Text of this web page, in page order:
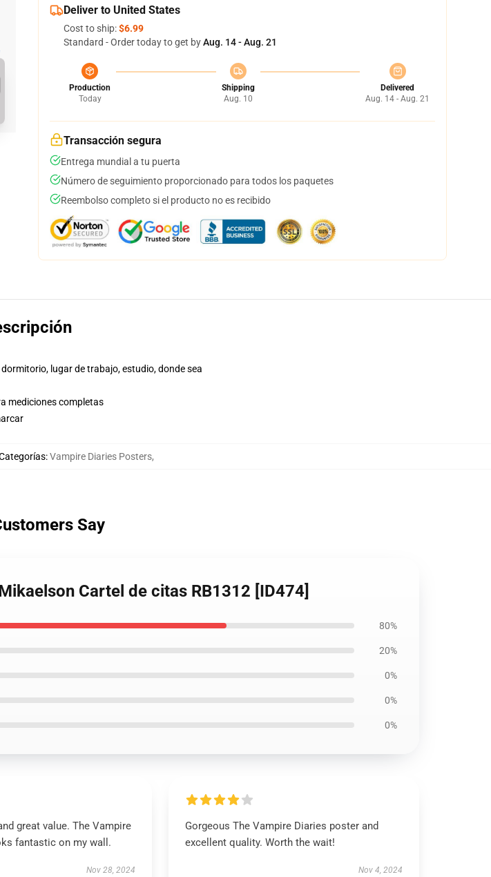
Deliver to United States
Cost to ship:$6.99
Standard - Order today to get byAug. 14 - Aug. 21
Production
Today
Shipping
Aug. 10
Delivered
Aug. 14 - Aug. 21
Transacción segura
Entrega mundial a tu puerta
Número de seguimiento proporcionado para todos los paquetes
Reembolso completo si el producto no es recibido
lugar de trabajo, estudio, donde sea
mediciones completas
:Vampire Diaries Posters,
Say
Cartel de citas RB1312 [ID474]
80%
20%
0%
0%
0%
great value. The Vampire
fantastic on my wall.
Nov 28, 2024
Gorgeous The Vampire Diaries poster and
excellent quality. Worth the wait!
Nov 4, 2024